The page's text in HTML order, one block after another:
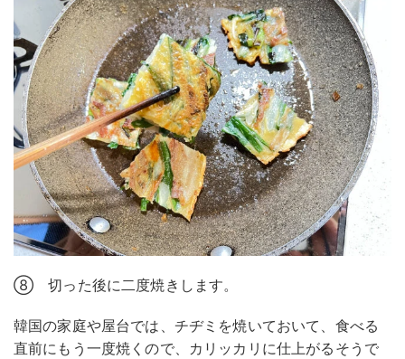
⑧ 切った後に二度焼きします。
韓国の家庭や屋台では、チヂミを焼いておいて、食べる
直前にもう一度焼くので、カリッカリに仕上がるそうで